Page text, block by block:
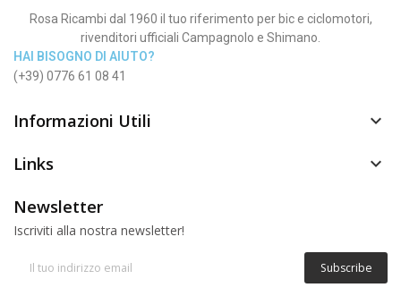
Rosa Ricambi dal 1960 il tuo riferimento per bic e ciclomotori,
rivenditori ufficiali Campagnolo e Shimano.
HAI BISOGNO DI AIUTO?
(+39) 0776 61 08 41
Informazioni Utili 
Links 
Newsletter
Iscriviti alla nostra newsletter!
Subscribe